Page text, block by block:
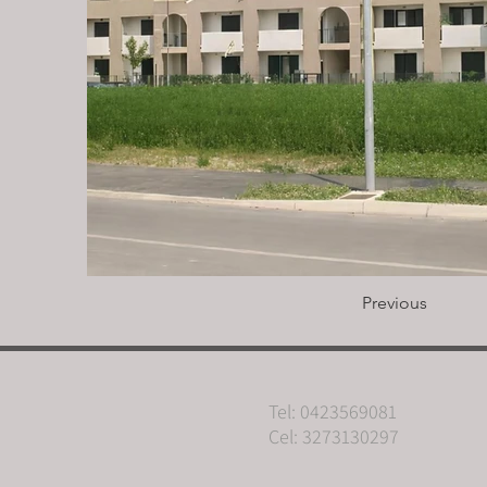
Previous
Tel: 0423569081
Cel: 3273130297